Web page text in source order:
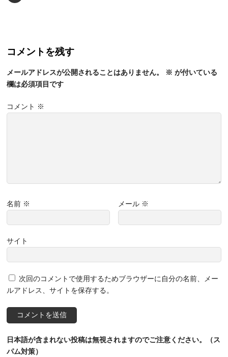
コメントを残す
メールアドレスが公開されることはありません。 ※ が付いている
欄は必須項目です
コメント ※
名前 ※ メール ※
サイト
次回のコメントで使用するためブラウザーに自分の名前、メー
ルアドレス、サイトを保存する。
日本語が含まれない投稿は無視されますのでご注意ください。（ス
パム対策）